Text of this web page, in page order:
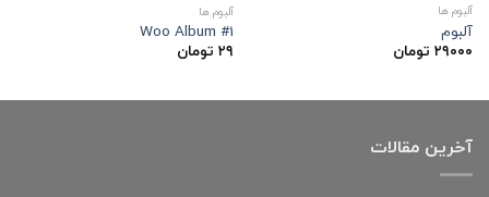
آلبوم ها
آلبوم
۲۹۰۰۰ تومان
آلبوم ها
Woo Album #1
۲۹ تومان
آخرین مقالات